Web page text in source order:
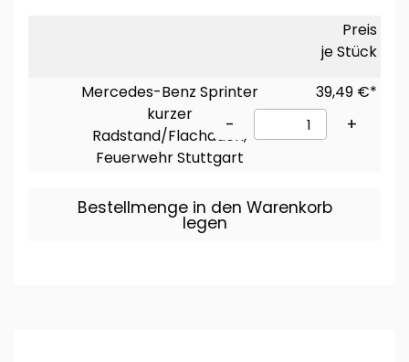
Preis
je Stück
Mercedes-Benz Sprinter
kurzer
Radstand/Flachdach,
Feuerwehr Stuttgart
39,49 €*
- +
Bestellmenge in den Warenkorb
legen